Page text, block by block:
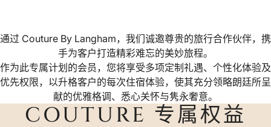
通过 Couture By Langham，我们诚邀尊贵的旅行合作伙伴，携
手为客户打造精彩难忘的美妙旅程。
作为此专属计划的会员，您将享受多项定制礼遇、个性化体验及
优先权限，以升格客户的每次住宿体验，使其充分领略朗廷所呈
献的优雅格调、悉心关怀与隽永奢意。
COUTURE 专属权益